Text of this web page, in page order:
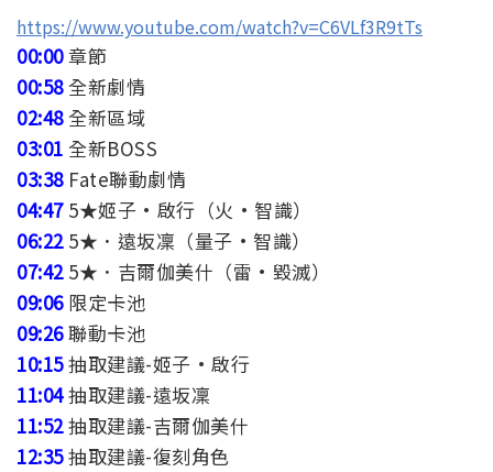
https://www.youtube.com/watch?v=C6VLf3R9tTs
00:00章節
00:58 全新劇情
02:48全新區域
03:01 全新BOSS
03:38Fate聯動劇情
04:47 5★姬子·啟行（火·智識）
06:22 5★．遠坂凜（量子·智識）
07:425★．吉爾伽美什（雷·毀滅）
09:06 限定卡池
09:26聯動卡池
10:15抽取建議-姬子·啟行
11:04抽取建議-遠坂凜
11:52抽取建議-吉爾伽美什
12:35抽取建議-復刻角色